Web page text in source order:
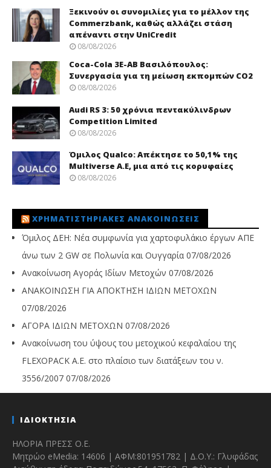
Ξεκινούν οι συνομιλίες για το μέλλον της
Commerzbank, καθώς αλλάζει στάση
απέναντι στην UniCredit
08/08/2026
Coca-Cola 3Ε-ΑΒ Βασιλόπουλος:
Συνεργασία για τη μείωση εκπομπών CO2
08/08/2026
Audi RS 3: 50 χρόνια πεντακύλινδρων
Competition Limited
08/08/2026
Όμιλος Qualco: Απέκτησε το 50,1% της
Multiverse A.E, μια από τις κορυφαίες
08/08/2026
ΧΡΗΜΑΤΙΣΤΗΡΙΑΚΈΣ ΑΝΑΚΟΙΝΏΣΕΙΣ
Όμιλος ΔΕΗ: Νέα συμφωνία για χαρτοφυλάκιο έργων ΑΠΕ
άνω των 2 GW σε Πολωνία και Ουγγαρία 07/08/2026
Ανακοίνωση Αγοράς Ιδίων Μετοχών 07/08/2026
ΑΝΑΚΟΙΝΩΣΗ ΓΙΑ ΑΠΟΚΤΗΣΗ ΙΔΙΩΝ ΜΕΤΟΧΩΝ
07/08/2026
ΑΓΟΡΑ ΙΔΙΩΝ ΜΕΤΟΧΩΝ 07/08/2026
Ανακοίνωση του ύψους του μετοχικού κεφαλαίου της
FLEXOPACK A.E. στο πλαίσιο των διατάξεων του ν.
3556/2007 07/08/2026
ΙΔΙΟΚΤΗΣΙΑ
ΗΛΟΡΙΑ ΠΡΕΣΣ Ο.Ε.
Μητρώο eMedia: 14606 | ΑΦΜ:801951782 | Δ.Ο.Υ.: Γλυφάδας